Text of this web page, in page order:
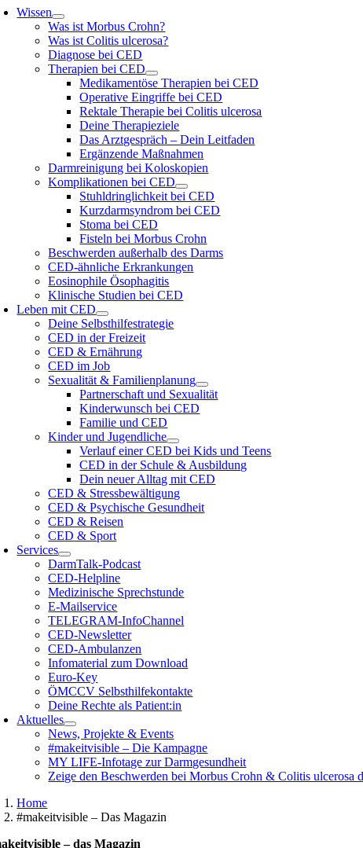
Wissen
Was ist Morbus Crohn?
Was ist Colitis ulcerosa?
Diagnose bei CED
Therapien bei CED
Medikamentöse Therapien bei CED
Operative Eingriffe bei CED
Rektale Therapie bei Colitis ulcerosa
Deine Therapieziele
Das Arztgespräch – Dein Leitfaden
Ergänzende Maßnahmen
Darmreinigung bei Koloskopien
Komplikationen bei CED
Stuhldringlichkeit bei CED
Kurzdarmsyndrom bei CED
Stoma bei CED
Fisteln bei Morbus Crohn
Beschwerden außerhalb des Darms
CED-ähnliche Erkrankungen
Eosinophile Ösophagitis
Klinische Studien bei CED
Leben mit CED
Deine Selbsthilfestrategie
CED in der Freizeit
CED & Ernährung
CED im Job
Sexualität & Familienplanung
Partnerschaft und Sexualität
Kinderwunsch bei CED
Familie und CED
Kinder und Jugendliche
Verlauf einer CED bei Kids und Teens
CED in der Schule & Ausbildung
Dein neuer Alltag mit CED
CED & Stressbewältigung
CED & Psychische Gesundheit
CED & Reisen
CED & Sport
Services
DarmTalk-Podcast
CED-Helpline
Medizinische Sprechstunde
E-Mailservice
TELEGRAM-InfoChannel
CED-Newsletter
CED-Ambulanzen
Infomaterial zum Download
Euro-Key
ÖMCCV Selbsthilfekontakte
Deine Rechte als Patient:in
Aktuelles
News, Projekte & Events
#makeitvisible – Die Kampagne
MY LIFE-Infotage zur Darmgesundheit
Zeige den Beschwerden bei Morbus Crohn & Colitis ulcerosa
Home
#makeitvisible – Das Magazin
– das Magazin